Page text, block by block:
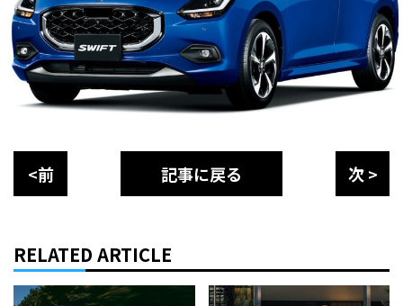
<前 記事に戻る 次 >
RELATED ARTICLE